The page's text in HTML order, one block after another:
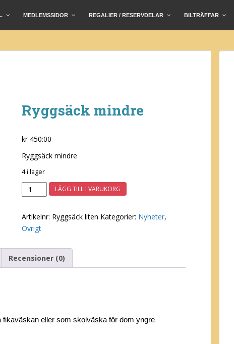
MEDLEMSSIDOR REGALIER / RESERVDELAR BILTRÄFFAR
Ryggsäck mindre
kr450:00
Ryggsäck mindre
4 i lager
Ryggsäck
mindre
LÄGG TILL I VARUKORG
Artikelnr: Ryggsäck liten Kategorier: Nyheter,
Övrigt
Recensioner (0)
eller som skolväska för dom yngre